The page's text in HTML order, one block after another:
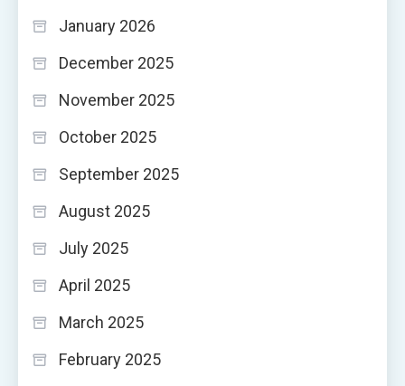
January 2026
December 2025
November 2025
October 2025
September 2025
August 2025
July 2025
April 2025
March 2025
February 2025